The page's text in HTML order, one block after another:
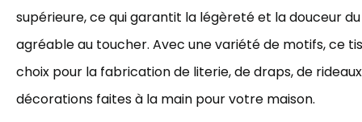
supérieure, ce qui garantit la légèreté et la douceur
agréable au toucher. Avec une variété de motifs, ce
choix pour la fabrication de literie, de draps, de
décorations faites à la main pour votre maison.